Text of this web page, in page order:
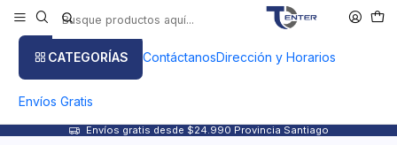
CATEGORÍAS ContáctanosDirección y Horarios
Envíos Gratis
Envíos gratis desde $24.990 Provincia Santiago